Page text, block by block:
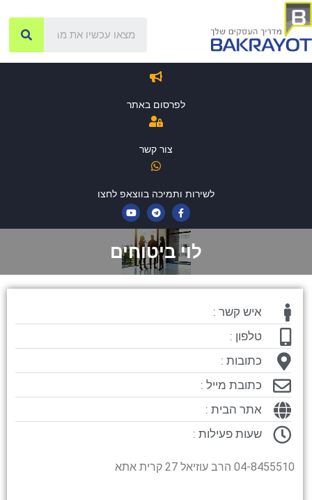
לפרסום באתר
צור קשר
לשירות ותמיכה בווצאפ לחצו
לוי ביטוחים
איש קשר :
טלפון :
כתובות :
כתובת מייל :
אתר הבית :
שעות פעילות :
04-8455510 הרב עוזיאל 27 קרית אתא